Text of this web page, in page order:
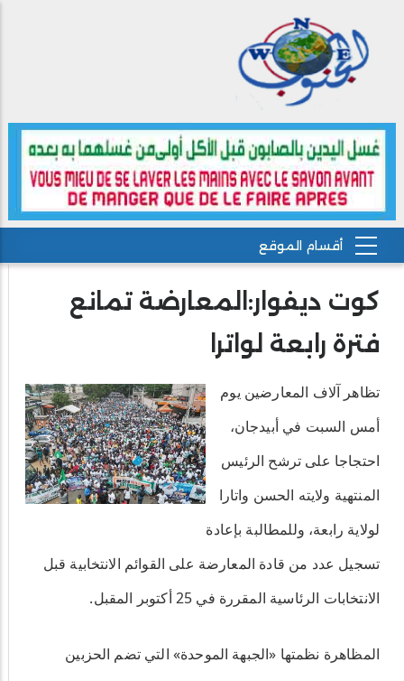
كوت ديفوار:المعارضة تمانع
فترة رابعة لواترا
تظاهر آلاف المعارضين يوم
أمس السبت في أبيدجان،
احتجاجا على ترشح الرئيس
المنتهية ولايته الحسن واتارا
لولاية رابعة، وللمطالبة بإعادة
تسجيل عدد من قادة المعارضة على القوائم الانتخابية قبل
الانتخابات الرئاسية المقررة في 25 أكتوبر المقبل.
المظاهرة نظمتها «الجبهة الموحدة» التي تضم الحزبين